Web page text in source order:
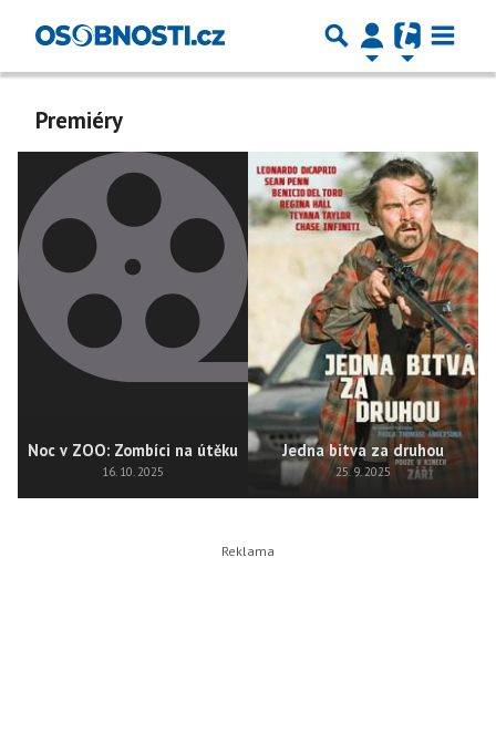
Premiéry
Noc v ZOO: Zombíci na útěku
16. 10. 2025
Jedna bitva za druhou
25. 9. 2025